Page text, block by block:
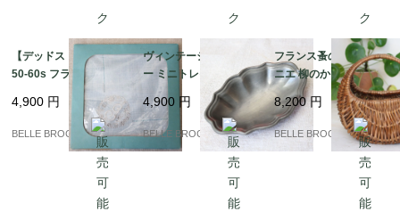
【デッドストック】19
50-60s フランス製 ヴ
ィンテージリネン ハン
カチ 花冠とイニシャル
「G」の手刺繍｜フラ
ンス発送（到着まで2-3
4,900 円
BELLE BROCANTE
ヴィンテージ ピュータ
ー ミニトレイ イタリア
製 METALARS 錫製 小
皿 アクセサリートレイ
｜フランス発送（到着
まで2-3週間）
4,900 円
BELLE BROCANTE
フランス蚤の市 ミニパ
ニエ 柳のかご / 飴色 ブ
ロカント｜フランス発
送（到着まで2-3週間）
8,200円
BELLE BROCANTE